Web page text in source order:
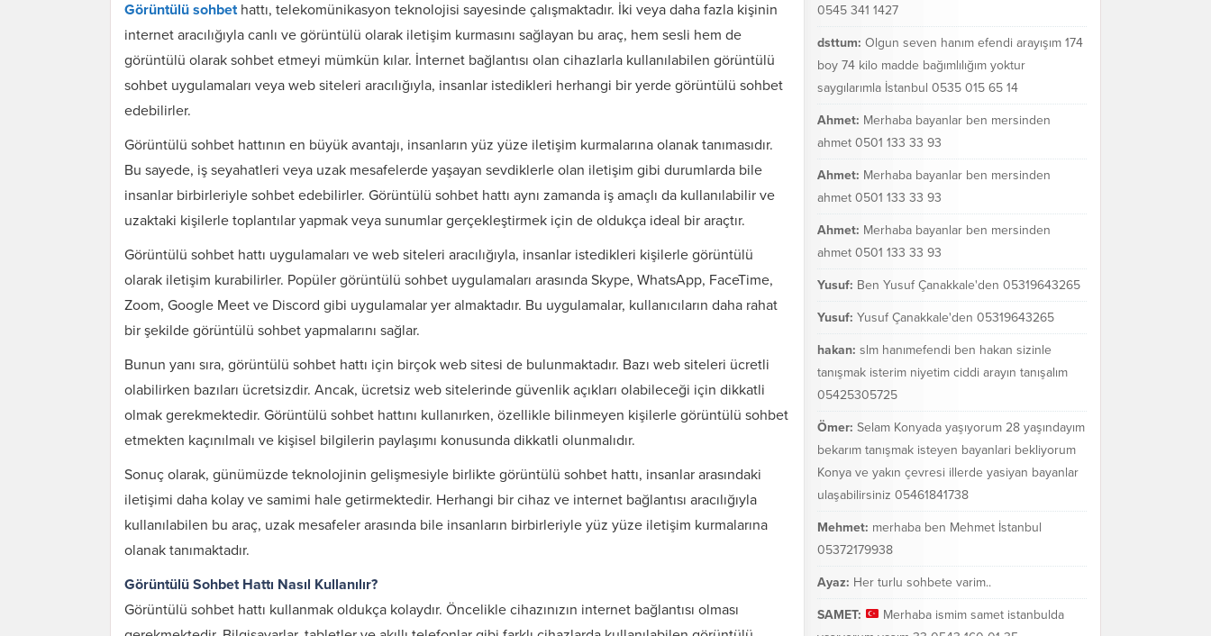
Görüntülü sohbethattı, telekomünikasyon teknolojisi sayesinde çalışmaktadır. İki veya daha fazla kişinin
internet aracılığıyla canlı ve görüntülü olarak iletişim kurmasını sağlayan bu araç, hem sesli hem de
görüntülü olarak sohbet etmeyi mümkün kılar. İnternet bağlantısı olan cihazlarla kullanılabilen görüntülü
sohbet uygulamaları veya web siteleri aracılığıyla, insanlar istedikleri herhangi bir yerde görüntülü sohbet
edebilirler.
Görüntülü sohbet hattının en büyük avantajı, insanların yüz yüze iletişim kurmalarına olanak tanımasıdır.
Bu sayede, iş seyahatleri veya uzak mesafelerde yaşayan sevdiklerle olan iletişim gibi durumlarda bile
insanlar birbirleriyle sohbet edebilirler. Görüntülü sohbet hattı aynı zamanda iş amaçlı da kullanılabilir ve
uzaktaki kişilerle toplantılar yapmak veya sunumlar gerçekleştirmek için de oldukça ideal bir araçtır.
Görüntülü sohbet hattı uygulamaları ve web siteleri aracılığıyla, insanlar istedikleri kişilerle görüntülü
olarak iletişim kurabilirler. Popüler görüntülü sohbet uygulamaları arasında Skype, WhatsApp, FaceTime,
Zoom, Google Meet ve Discord gibi uygulamalar yer almaktadır. Bu uygulamalar, kullanıcıların daha rahat
bir şekilde görüntülü sohbet yapmalarını sağlar.
Bunun yanı sıra, görüntülü sohbet hattı için birçok web sitesi de bulunmaktadır. Bazı web siteleri ücretli
olabilirken bazıları ücretsizdir. Ancak, ücretsiz web sitelerinde güvenlik açıkları olabileceği için dikkatli
olmak gerekmektedir. Görüntülü sohbet hattını kullanırken, özellikle bilinmeyen kişilerle görüntülü sohbet
etmekten kaçınılmalı ve kişisel bilgilerin paylaşımı konusunda dikkatli olunmalıdır.
Sonuç olarak, günümüzde teknolojinin gelişmesiyle birlikte görüntülü sohbet hattı, insanlar arasındaki
iletişimi daha kolay ve samimi hale getirmektedir. Herhangi bir cihaz ve internet bağlantısı aracılığıyla
kullanılabilen bu araç, uzak mesafeler arasında bile insanların birbirleriyle yüz yüze iletişim kurmalarına
olanak tanımaktadır.
Görüntülü Sohbet Hattı Nasıl Kullanılır?
Görüntülü sohbet hattı kullanmak oldukça kolaydır. Öncelikle cihazınızın internet bağlantısı olması
0545 341 1427
dsttum: Olgun seven hanım efendi arayışım 174
boy 74 kilo madde bağımlılığım yoktur
saygılarımla İstanbul 0535 015 65 14
Ahmet: Merhaba bayanlar ben mersinden
ahmet 0501 133 33 93
Ahmet: Merhaba bayanlar ben mersinden
ahmet 0501 133 33 93
Ahmet: Merhaba bayanlar ben mersinden
ahmet 0501 133 33 93
Yusuf: Ben Yusuf Çanakkale'den 05319643265
Yusuf: Yusuf Çanakkale'den 05319643265
hakan: slm hanımefendi ben hakan sizinle
tanışmak isterim niyetim ciddi arayın tanışalım
05425305725
Ömer: Selam Konyada yaşıyorum 28 yaşındayım
bekarım tanışmak isteyen bayanlari bekliyorum
Konya ve yakın çevresi illerde yasiyan bayanlar
ulaşabilirsiniz 05461841738
Mehmet: merhaba ben Mehmet İstanbul
05372179938
Ayaz: Her turlu sohbete varim..
SAMET:
Merhaba ismim samet istanbulda